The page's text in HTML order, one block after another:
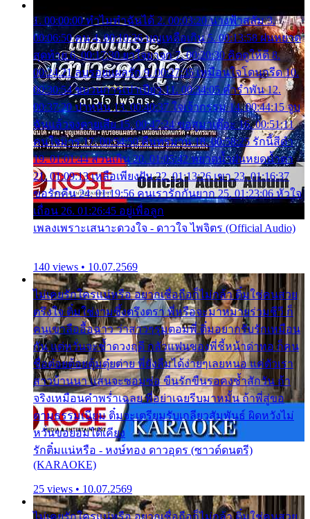
1. 00:00:00 ทำไมทำฉันได้ 2. 00:03:20 นางฟ้าสลัม 3.
00:06:50 คน 4. 00:10:36 บุญเหลือเกิน 5. 00:13:58 ฝนหยาด
สุดท้าย 6. 00:17:30 ยาใจยาจก 7. 00:20:30 คิดดูให้ดี 8.
00:24:21 ลบรอยแผลรัก 9. 00:27:35 เหมือนใจโดนกรีด 10.
00:30:54 ขบวนการเปาเปียว 11. 00:34:05 คำรำพัน 12.
00:37:20 ปาหนัน 13. 00:40:37 ใจเจ้ากรรม 14. 00:44:15 จูบ
ฉันแล้วจงตายเสีย 15. 00:47:24 ขอสูมาเต๊อะ 16. 00:51:11
คนใจมาร 17. 00:54:50 คืนทรมาน 18. 00:58:25 รักนี้สีดำ
19. 01:01:44 ส่วนเกิน 20. 01:05:42 หยาดน้ำฝนหยดน้ำตา
21. 01:09:13 เหลือเพียงฝัน 22. 01:13:26 เขา 23. 01:16:37
ขอรักคืน 24. 01:19:56 คนเรารักกันยาก 25. 01:23:06 หัวใจ
เถื่อน 26. 01:26:45 อยู่เพื่อลูก
เพลงเพราะเสนาะดวงใจ - ดาวใจ ไพจิตร (Official Audio)
140 views • 10.07.2569
ไม่เคยรักใครแน่หรือ อยากเชื่อถือก็ไม่กล้า ติ๋มใช่คนสวย
ตรึงใจ ติ๋มใช่งามซึ้งตรึงตรา พี่หรือจะมาหมายร่วมชีวี ก็
คนเขาลืออื้อฉาว ว่าสาวๆรุมตอมพี่ ติ๋มอยากรับรักเหมือน
กัน แต่หวั่นจะช้ำดวงฤดี กลัวแฟนของพี่ชี้หน้าด่าทอ ก็คน
ชื่อต๋อยต้อยตุ้มตุ๋ยต่าย พี่ยังลืมได้ง่ายๆเลยหนอ แค่ตัวเรา
สาวบ้านนา แสนจะซอมซ่อ ขืนรักขืนรอคงช้ำสักวัน ถ้า
จริงเหมือนคำพร่ำเฉลย พี่อย่าเฉยรีบมาหมั้น ถ้าพี่สู่ขอ
ตามธรรมเนียม ติ๋มจะเตรียมรับเกลียวสัมพันธ์ ผิดหวังไม่
หวั่นขอยอมได้เคียง
รักติ๋มแน่หรือ - หงษ์ทอง ดาวอุดร (ซาวด์ดนตรี)
(KARAOKE)
25 views • 10.07.2569
ไม่เคยรักใครแน่หรือ อยากเชื่อถือก็ไม่กล้า ติ๋มใช่คนสวย